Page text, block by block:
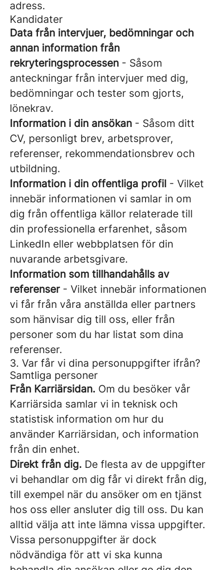
adress.
Kandidater
Data från intervjuer, bedömningar och
annan information från
rekryteringsprocessen - Såsom
anteckningar från intervjuer med dig,
bedömningar och tester som gjorts,
lönekrav.
Information i din ansökan - Såsom ditt
CV, personligt brev, arbetsprover,
referenser, rekommendationsbrev och
utbildning.
Information i din offentliga profil - Vilket
innebär informationen vi samlar in om
dig från offentliga källor relaterade till
din professionella erfarenhet, såsom
LinkedIn eller webbplatsen för din
nuvarande arbetsgivare.
Information som tillhandahålls av
referenser- Vilket innebär informationen
vi får från våra anställda eller partners
som hänvisar dig till oss, eller från
personer som du har listat som dina
referenser.
3. Var får vi dina personuppgifter ifrån?
Samtliga personer
Från Karriärsidan. Om du besöker vår
Karriärsida samlar vi in teknisk och
statistisk information om hur du
använder Karriärsidan, och information
från din enhet.
Direkt från dig. De flesta av de uppgifter
vi behandlar om dig får vi direkt från dig,
till exempel när du ansöker om en tjänst
hos oss eller ansluter dig till oss. Du kan
alltid välja att inte lämna vissa uppgifter.
Vissa personuppgifter är dock
nödvändiga för att vi ska kunna